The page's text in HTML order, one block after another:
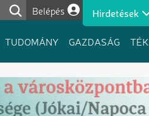
Felhasználói fiók
Belépés Hirdetések
TUDOMÁNY GAZDASÁG